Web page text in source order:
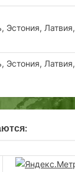
Эстония, Латвия,
Эстония, Латвия,